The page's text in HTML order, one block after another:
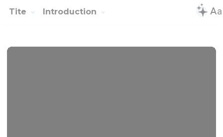
Tite Introduction